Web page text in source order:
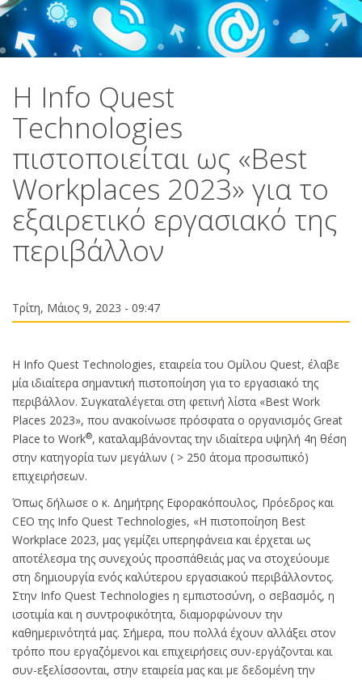
Η Info Quest
Technologies
πιστοποιείται ως «Best
Workplaces 2023» για το
εξαιρετικό εργασιακό της
περιβάλλον
Τρίτη, Μάιος 9, 2023 - 09:47
H Info Quest Technologies, εταιρεία του Ομίλου Quest, έλαβε
μία ιδιαίτερα σημαντική πιστοποίηση για το εργασιακό της
περιβάλλον. Συγκαταλέγεται στη φετινή λίστα «Best Work
Places 2023», που ανακοίνωσε πρόσφατα ο οργανισμός Great
Place to Work®, καταλαμβάνοντας την ιδιαίτερα υψηλή 4η θέση
στην κατηγορία των μεγάλων ( > 250 άτομα προσωπικό)
επιχειρήσεων.
Όπως δήλωσε ο κ. Δημήτρης Εφορακόπουλος, Πρόεδρος και
CEO της Info Quest Technologies, «Η πιστοποίηση Best
Workplace 2023, μας γεμίζει υπερηφάνεια και έρχεται ως
αποτέλεσμα της συνεχούς προσπάθειάς μας να στοχεύουμε
στη δημιουργία ενός καλύτερου εργασιακού περιβάλλοντος.
Στην Info Quest Technologies η εμπιστοσύνη, ο σεβασμός, η
ισοτιμία και η συντροφικότητα, διαμορφώνουν την
καθημερινότητά μας. Σήμερα, που πολλά έχουν αλλάξει στον
τρόπο που εργαζόμενοι και επιχειρήσεις συν-εργάζονται και
συν-εξελίσσονται, στην εταιρεία μας και με δεδομένη την